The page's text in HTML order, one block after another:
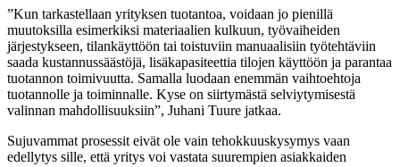
”Kun tarkastellaan yrityksen tuotantoa, voidaan jo pienillä
muutoksilla esimerkiksi materiaalien kulkuun, työvaiheiden
järjestykseen, tilankäyttöön tai toistuviin manuaalisiin työtehtäviin
saada kustannussäästöjä, lisäkapasiteettia tilojen käyttöön ja parantaa
tuotannon toimivuutta. Samalla luodaan enemmän vaihtoehtoja
tuotannolle ja toiminnalle. Kyse on siirtymästä selviytymisestä
valinnan mahdollisuuksiin”, Juhani Tuure jatkaa.
Sujuvammat prosessit eivät ole vain tehokkuuskysymys vaan
edellytys sille, että yritys voi vastata suurempien asiakkaiden